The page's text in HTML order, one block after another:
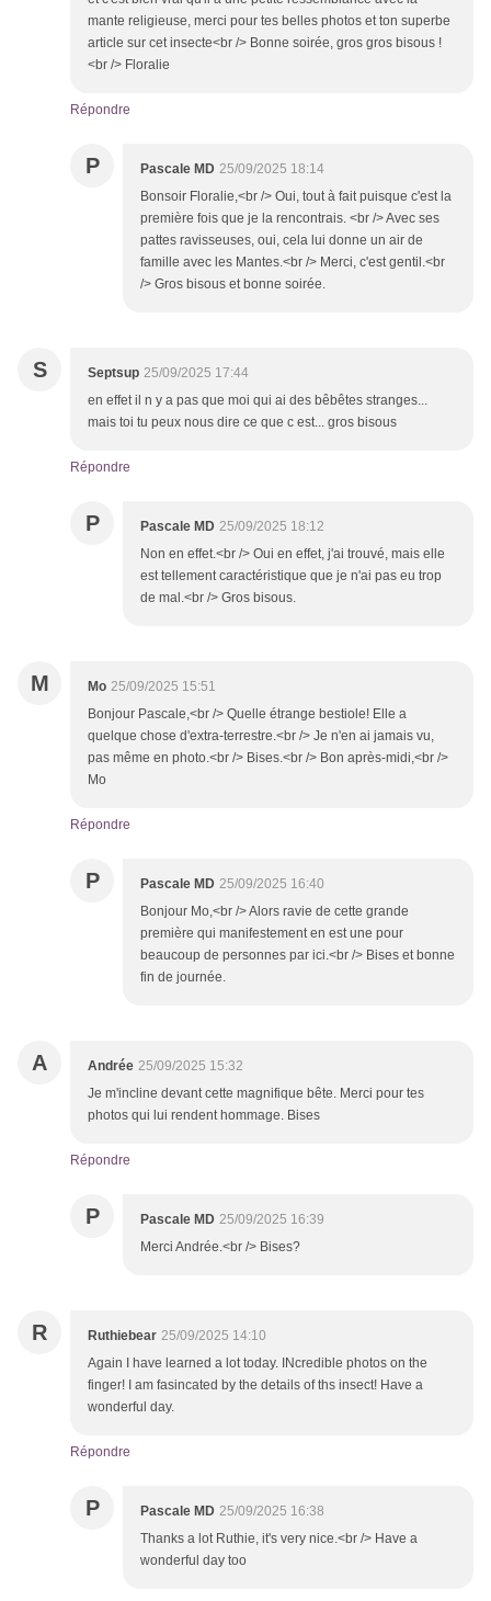
mante religieuse, merci pour tes belles photos et ton superbe
article sur cet insecte<br /> Bonne soirée, gros gros bisous !
<br /> Floralie
Répondre
P Pascale MD 25/09/2025 18:14
Bonsoir Floralie,<br /> Oui, tout à fait puisque c'est la
première fois que je la rencontrais. <br /> Avec ses
pattes ravisseuses, oui, cela lui donne un air de
famille avec les Mantes.<br /> Merci, c'est gentil.<br
/> Gros bisous et bonne soirée.
S Septsup 25/09/2025 17:44
en effet il n y a pas que moi qui ai des bêbêtes stranges...
mais toi tu peux nous dire ce que c est... gros bisous
Répondre
P Pascale MD 25/09/2025 18:12
Non en effet.<br /> Oui en effet, j'ai trouvé, mais elle
est tellement caractéristique que je n'ai pas eu trop
de mal.<br /> Gros bisous.
M Mo 25/09/2025 15:51
Bonjour Pascale,<br /> Quelle étrange bestiole! Elle a
quelque chose d'extra-terrestre.<br /> Je n'en ai jamais vu,
pas même en photo.<br /> Bises.<br /> Bon après-midi,<br />
Mo
Répondre
P Pascale MD 25/09/2025 16:40
Bonjour Mo,<br /> Alors ravie de cette grande
première qui manifestement en est une pour
beaucoup de personnes par ici.<br /> Bises et bonne
fin de journée.
A Andrée 25/09/2025 15:32
Je m'incline devant cette magnifique bête. Merci pour tes
photos qui lui rendent hommage. Bises
Répondre
P Pascale MD 25/09/2025 16:39
Merci Andrée.<br /> Bises?
R Ruthiebear 25/09/2025 14:10
Again I have learned a lot today. INcredible photos on the
finger! I am fasincated by the details of ths insect! Have a
wonderful day.
Répondre
P Pascale MD 25/09/2025 16:38
Thanks a lot Ruthie, it's very nice.<br /> Have a
wonderful day too